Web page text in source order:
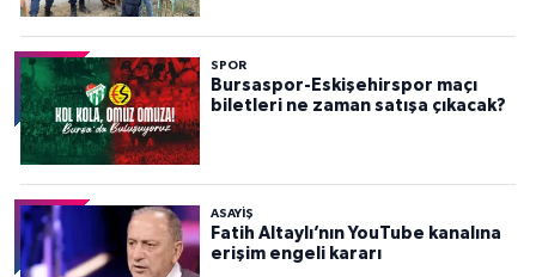
SPOR
Bursaspor-Eskişehirspor maçı
biletleri ne zaman satışa çıkacak?
ASAYİŞ
Fatih Altaylı’nın YouTube kanalına
erişim engeli kararı